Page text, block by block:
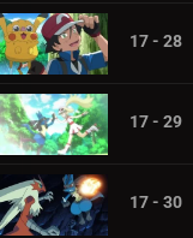
17 - 28
17 - 29
17 - 30